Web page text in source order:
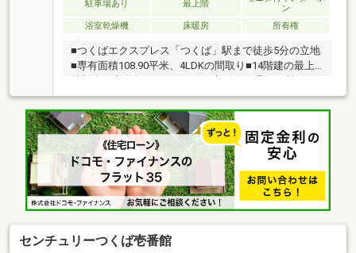
駐車場あり 最上階
ン
浴室乾燥機
床暖房 所有権
■つくばエクスプレス「つくば」駅まで徒歩5分の立地
■専有面積108.90平米、4LDKの間取り■14階建の最上
ィスポーザーを設置■ペット飼育可能（細則あり）■南
西向きバルコニーからは富士山や花火が望めます（※
天候・季節による）
センチュリーつくば壱番館